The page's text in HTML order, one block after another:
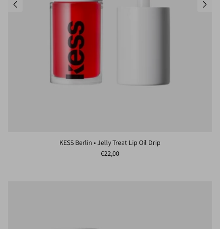
KESS Berlin • Jelly Treat Lip Oil Drip
Normaler Preis
€22,00